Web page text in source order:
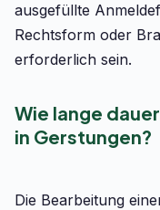
ausgefüllte
Rechtsform oder
erforderlich sein.
Wie lange
in Gerstungen?
Die Bearbeitung